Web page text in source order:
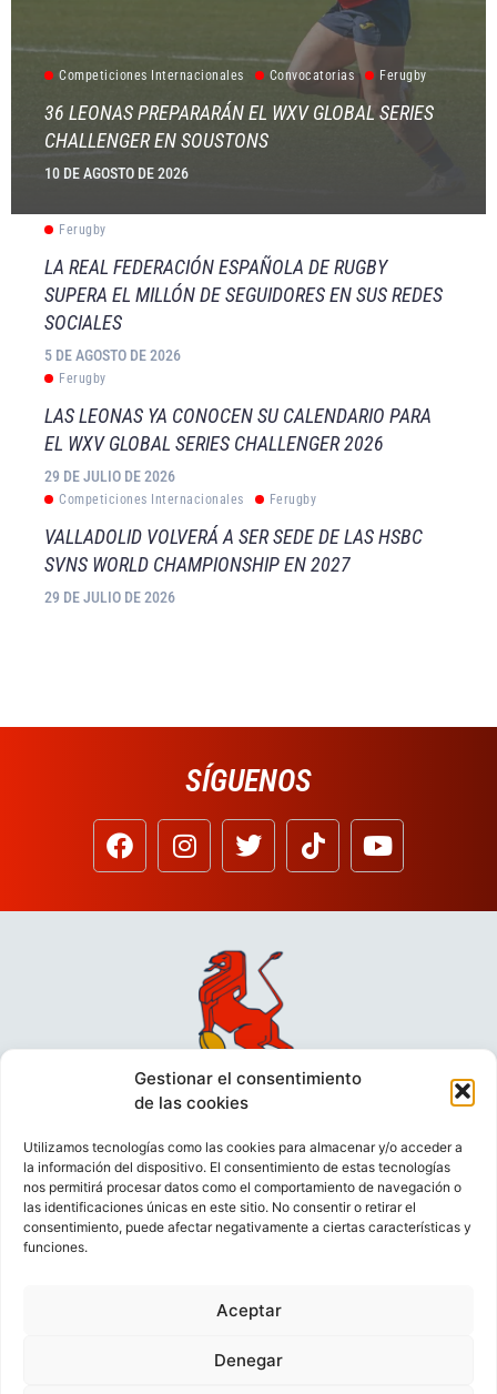
Gestionar el consentimiento
de las cookies
Utilizamos tecnologías como las cookies para almacenar y/o acceder a
la información del dispositivo. El consentimiento de estas tecnologías
nos permitirá procesar datos como el comportamiento de navegación o
las identificaciones únicas en este sitio. No consentir o retirar el
consentimiento, puede afectar negativamente a ciertas características y
funciones.
Aceptar
Denegar
Competiciones Internacionales Convocatorias Ferugby
36 LEONAS PREPARARÁN EL WXV GLOBAL SERIES
CHALLENGER EN SOUSTONS
10 DE AGOSTO DE 2026
Ferugby
LA REAL FEDERACIÓN ESPAÑOLA DE RUGBY
SUPERA EL MILLÓN DE SEGUIDORES EN SUS REDES
SOCIALES
5 DE AGOSTO DE 2026
Ferugby
LAS LEONAS YA CONOCEN SU CALENDARIO PARA
EL WXV GLOBAL SERIES CHALLENGER 2026
29 DE JULIO DE 2026
Competiciones Internacionales Ferugby
VALLADOLID VOLVERÁ A SER SEDE DE LAS HSBC
SVNS WORLD CHAMPIONSHIP EN 2027
29 DE JULIO DE 2026
SÍGUENOS
VIDEOCONFERENCIAS
POLÍTICA DE PRIVACIDAD
CONTACTO